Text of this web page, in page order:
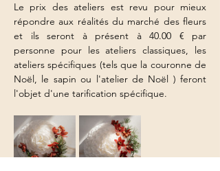
Le prix des ateliers est revu pour mieux
répondre aux réalités du marché des fleurs
et ils seront à présent à 40.00 € par
personne pour les ateliers classiques, les
ateliers spécifiques (tels que la couronne de
Noël, le sapin ou l'atelier de Noël ) feront
l'objet d'une tarification spécifique.